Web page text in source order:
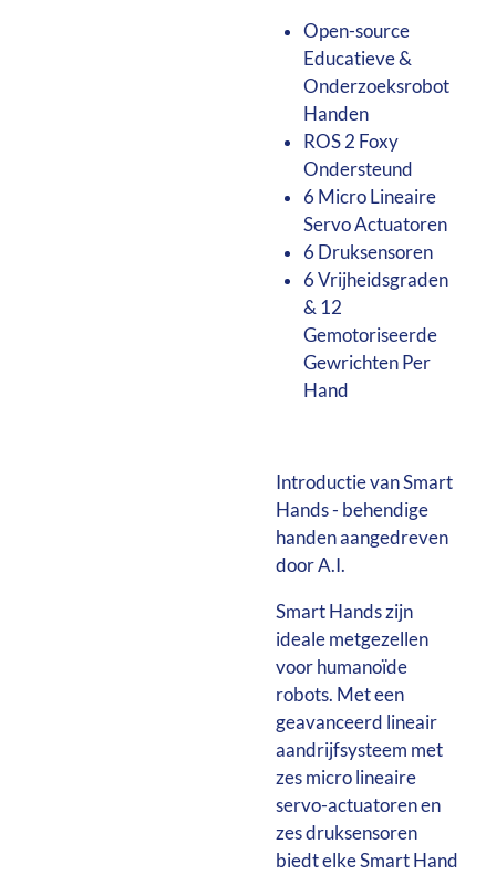
Open-source
Educatieve &
Onderzoeksrobot
Handen
ROS 2 Foxy
Ondersteund
6 Micro Lineaire
Servo Actuatoren
6 Druksensoren
6 Vrijheidsgraden
& 12
Gemotoriseerde
Gewrichten Per
Hand
Introductie van Smart
Hands - behendige
handen aangedreven
door A.I.
Smart Hands zijn
ideale metgezellen
voor humanoïde
robots. Met een
geavanceerd lineair
aandrijfsysteem met
zes micro lineaire
servo-actuatoren en
zes druksensoren
biedt elke Smart Hand